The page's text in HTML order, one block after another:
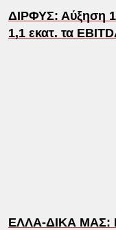
ΔΙΡΦΥΣ: Αύξηση
1,1 εκατ. τα
ΕΛΛΑ-ΔΙΚΑ ΜΑΣ: